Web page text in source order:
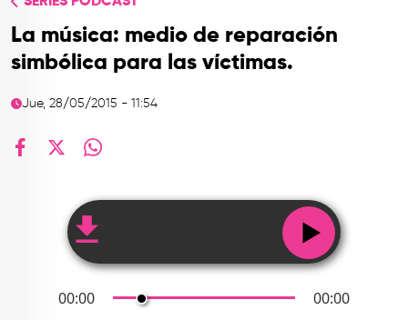
TOP
La música: medio de reparación
simbólica para las víctimas.
Jue, 28/05/2015 - 11:54
00:00 00:00